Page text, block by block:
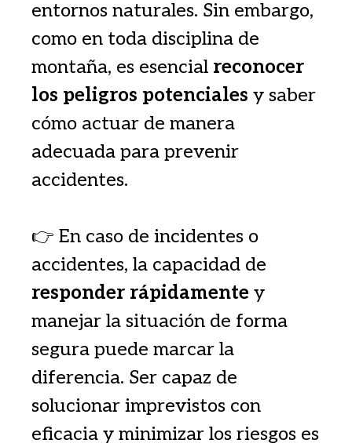
entornos naturales. Sin embargo,
como en toda disciplina de
montaña, es esencial reconocer
los peligros potenciales y saber
cómo actuar de manera
adecuada para prevenir
accidentes.
👉 En caso de incidentes o
accidentes, la capacidad de
responder rápidamente y
manejar la situación de forma
segura puede marcar la
diferencia. Ser capaz de
solucionar imprevistos con
eficacia y minimizar los riesgos es